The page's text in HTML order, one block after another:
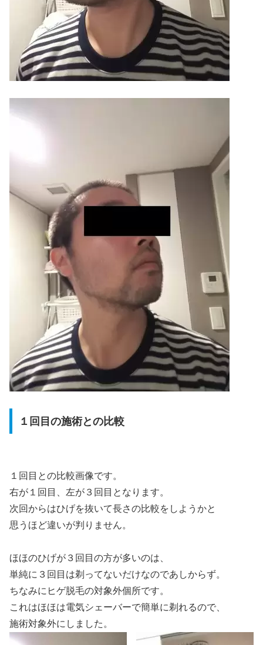
１回目の施術との比較
１回目との比較画像です。
右が１回目、左が３回目となります。
次回からはひげを抜いて長さの比較をしようかと
思うほど違いが判りません。
ほほのひげが３回目の方が多いのは、
単純に３回目は剃ってないだけなのであしからず。
ちなみにヒゲ脱毛の対象外個所です。
これはほほは電気シェーバーで簡単に剃れるので、
施術対象外にしました。